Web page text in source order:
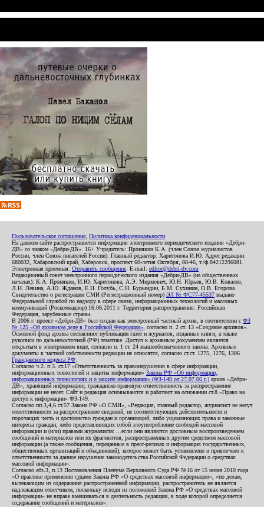
Пользовательское соглашение Политика конфиденциальности
На данном сайте распространяется информация электронного периодического издания «Дебри-
ДВ» со знаком «Дебри-ДВ». 16+ Учредитель: Пронякин К.А. (член Союза журналистов
России, член Союза писателей России). Главный редактор: Харитонова И.Ю. Адрес редакции:
680032, Хабаровский край, Хабаровск, проспект 60-летия Октября, 88-46, т./ф.84212296081.
Электронная приемная: Отправить сообщение . E-mail: editor@debri-dv.com
Редакционный совет электронного периодического издания «Дебри-ДВ» (на общественных
началах): К.А. Пронякин, И.Ю. Харитонова, А.Э. Мирмович, Ю.Н. Юрьев, Ю.В. Ковалев,
Л.Н. Левина, А.Ю. Жданов, Е.Н. Голубь, С.Н. Бурындин, Б.М. Сухинин, О.В. Егорова
Свидетельство о регистрации СМИ (Регистрационный номер) ЭЛ № ФС77-45537 выдано
Федеральной службой по надзору в сфере связи, информационных технологий и массовых
коммуникаций (Роскомнадзор) 16.06.2011 г. Территория распространения: Российская
Федерация, зарубежные страны.
В 2006 г. проект «Дебри-ДВ» был создан как электронный частный архив, в соответствии с ФЗ
№ 125 «Об архивном деле в Российской Федерации» , согласно п. 2 ст. 13 «Создание архивов».
Основной фонд архива составляют публикации газет и журналов, изданные книги, а также
рукописи по дальневосточной (РФ) тематике. Доступ к архивным документам является
открытым в электронном виде, согласно п. 1 ст. 24 вышеобозначенного закона. Архивные
документы к частной собственности редакции не относятся, согласно ст.ст. 1275, 1276, 1306
Гражданского кодекса РФ
Согласно ч.2. п.3. ст.17 «Ответственность за правонарушения в сфере информации,
информационных технологий и защиты информации» Закона РФ «Об информации,
информационных технологиях и о защите информации» (ФЗ-149 от 27.07.06 г.) архив «Дебри-
ДВ», хранящий информацию, гражданско-правовую ответственность за распространение
информации не несет. Сайт и редакция основываются и работают на основании ст.8 «Право на
доступ к информации» ФЗ-149.
Согласно пп.3,4,6 ст.57 Закона РФ «О СМИ», «Редакция, главный редактор, журналист не несут
ответственности за распространение сведений, не соответствующих действительности и
порочащих честь и достоинство граждан и организаций, либо ущемляющих права и законные
интересы граждан, либо представляющих собой злоупотребление свободой массовой
информации и (или) правами журналиста: ...если они являются дословным воспроизведением
сообщений и материалов или их фрагментов, распространенных другим средством массовой
информации (а также сообщения, переданные в пресс-релизах и информация государственных,
общественных организаций и объединений), которое может быть установлено и привлечено к
ответственности за данное нарушение законодательства Российской Федерации о средствах
массовой информации».
Согласно абз.3, п.13 Постановления Пленума Верховного Суда РФ №16 от 15 июня 2010 года
«О практике применения судами Закона РФ «О средствах массовой информации», «по делам,
вытекающим из содержания распространенной информации, распространитель не является
надлежащим ответчиком, поскольку исходя из положений Закона РФ «О средствах массовой
информации» не вправе вмешиваться в деятельность редакции, в ходе которой определяется
содержание сообщений и материалов».